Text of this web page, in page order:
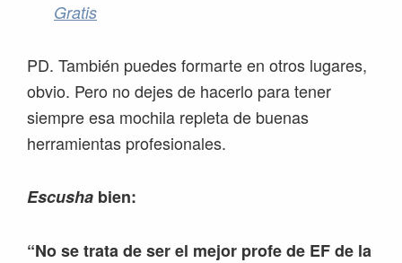
Gratis
PD. También puedes formarte en otros lugares,
obvio. Pero no dejes de hacerlo para tener
siempre esa mochila repleta de buenas
herramientas profesionales.
Escusha bien:
“No se trata de ser el mejor profe de EF de la